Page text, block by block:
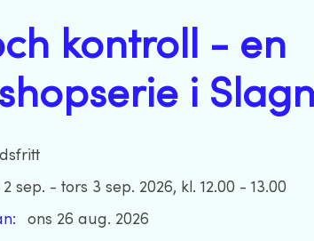
kontroll - en
i
sep. - tors 3 sep. 2026, kl. 12.00 - 13.00
ons 26 aug. 2026